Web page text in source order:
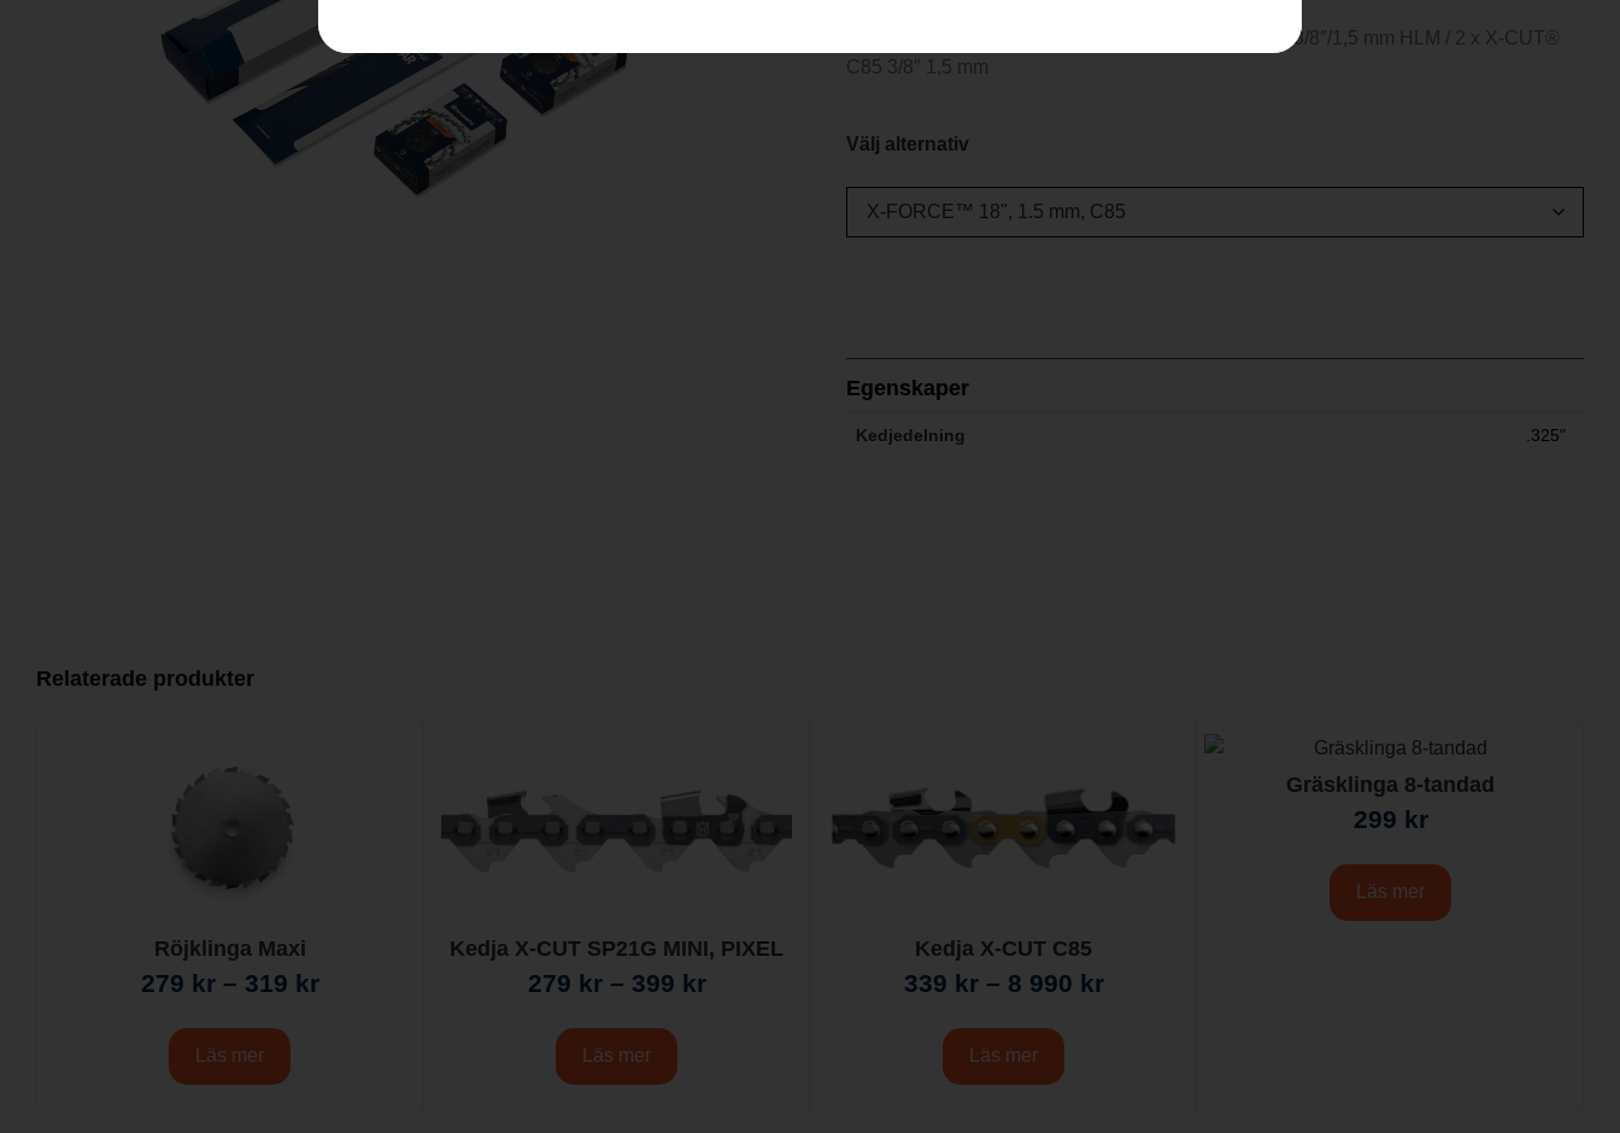
Kit bestående av ett svärd och två kedjor; X-Force™ 3/8″/1,5 mm HLM / 2 x X-CUT®
C85 3/8″ 1,5 mm
Välj alternativ
Egenskaper
Kedjedelning .325"
Relaterade produkter
Röjklinga Maxi
279 kr – 319 kr
Läs mer
Kedja X-CUT SP21G MINI, PIXEL
279 kr – 399 kr
Läs mer
Kedja X-CUT C85
339 kr – 8 990 kr
Läs mer
Gräsklinga 8-tandad
299 kr
Läs mer